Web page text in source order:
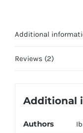
Additional
Reviews (2)
Additional
Authors